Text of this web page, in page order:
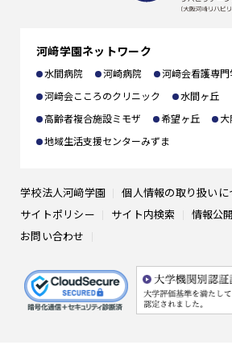
企業の方へ
河﨑学園ネットワーク
水間病院 河崎病院
河﨑会看護専門
河﨑会こころのクリニック
水間ヶ丘
高齢者複合施設ミモザ
希望ヶ丘
地域生活支援センターみずま
学校法人河﨑学園
個人情報の取り扱いに
サイトポリシー
サイト内検索 情報公開
お問い合わせ